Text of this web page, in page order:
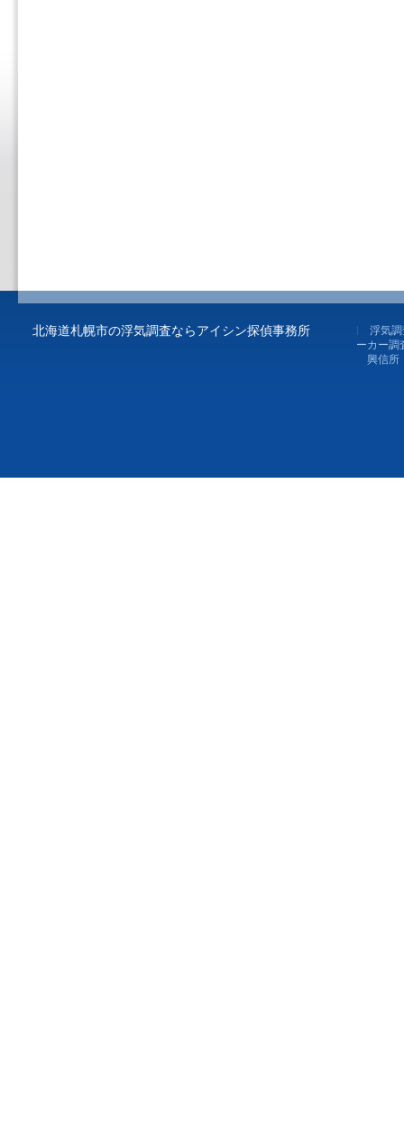
北海道札幌市の浮気調査ならアイシン探偵事務所
浮気
ーカー調
興信所